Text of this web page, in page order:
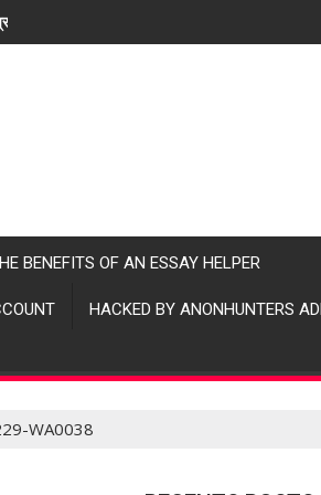
लिया। "हर खबर पर पैनी नजर" (IPN)इंडिया
BENEFITS OF AN ESSAY HELPER
HACKED BY ANONHUNTERS
WA0038